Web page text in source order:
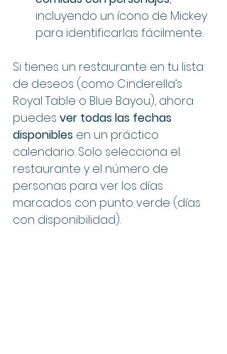
incluyendo un ícono de Mickey
para identificarlas fácilmente.
Si tienes un restaurante en tu lista
de deseos (como Cinderella’s
Royal Table o Blue Bayou), ahora
puedes ver todas las fechas
disponibles en un práctico
calendario. Solo selecciona el
restaurante y el número de
personas para ver los días
marcados con punto verde (días
con disponibilidad).